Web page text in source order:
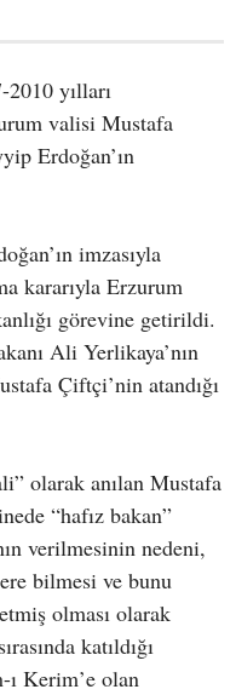
yılları
valisi Mustafa
Erdoğan’ın
imzasıyla
kararıyla Erzurum
görevine getirildi.
Ali Yerlikaya’nın
Çiftçi’nin atandığı
olarak anılan Mustafa
“hafız bakan”
verilmesinin nedeni,
bilmesi ve bunu
olması olarak
katıldığı
Kerim’e olan